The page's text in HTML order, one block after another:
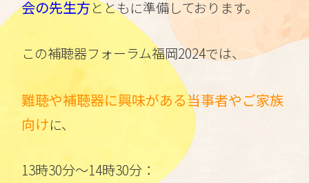
会の先生方とともに準備しております。
この補聴器フォーラム福岡2024では、
難聴や補聴器に興味がある当事者やご家族
向けに、
13時30分～14時30分：